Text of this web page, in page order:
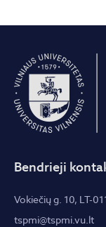
Bendrieji
Vokiečių g. 10, LT-
tspmi@tspmi.vu.lt